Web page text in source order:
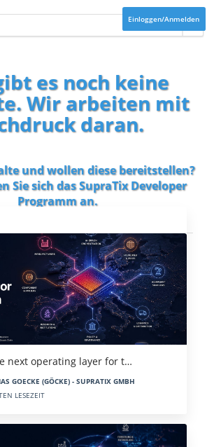
Einloggen/Anmelden
es noch keine
Wir arbeiten mit
daran.
und wollen diese bereitstellen?
Sie sich dasSupraTix Developer
Programman.
next operating layer for t…
GOECKE (GÖCKE) - SUPRATIX GMBH
LESEZEIT